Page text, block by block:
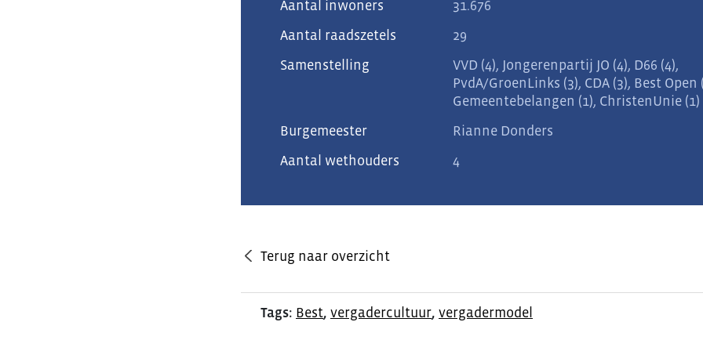
Aantal inwoners
31.676
Aantal raadszetels
29
Samenstelling
VVD (4), Jongerenpartij JO (4), D66 (4),
PvdA/GroenLinks (3), CDA (3), Best Open
Gemeentebelangen (1), ChristenUnie (1)
Burgemeester
Rianne Donders
Aantal wethouders
4
Terug naar overzicht
Tags: Best, vergadercultuur, vergadermodel